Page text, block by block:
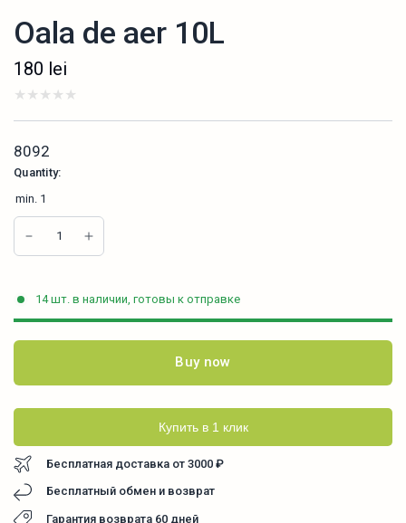
Oala de aer 10L
180 lei
8092
Quantity:
min. 1
14 шт. в наличии, готовы к отправке
Buy now
Купить в 1 клик
Бесплатная доставка от 3000 ₽
Бесплатный обмен и возврат
Гарантия возврата 60 дней